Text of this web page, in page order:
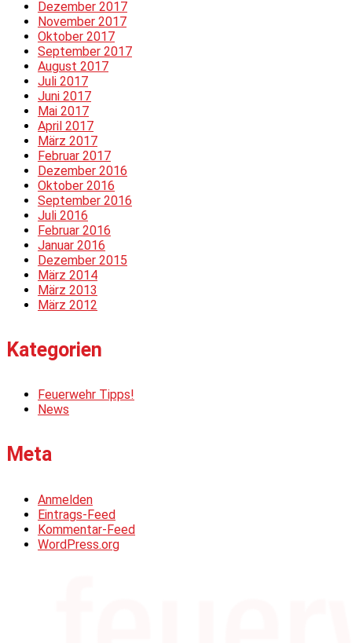
Dezember 2017
November 2017
Oktober 2017
September 2017
August 2017
Juli 2017
Juni 2017
Mai 2017
April 2017
März 2017
Februar 2017
Dezember 2016
Oktober 2016
September 2016
Juli 2016
Februar 2016
Januar 2016
Dezember 2015
März 2014
März 2013
März 2012
Kategorien
Feuerwehr Tipps!
News
Meta
Anmelden
Eintrags-Feed
Kommentar-Feed
WordPress.org